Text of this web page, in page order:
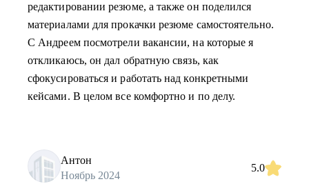
редактировании резюме, а также он поделился
материалами для прокачки резюме самостоятельно.
С Андреем посмотрели вакансии, на которые я
откликаюсь, он дал обратную связь, как
сфокусироваться и работать над конкретными
кейсами. В целом все комфортно и по делу.
Антон
Ноябрь 2024
5.0